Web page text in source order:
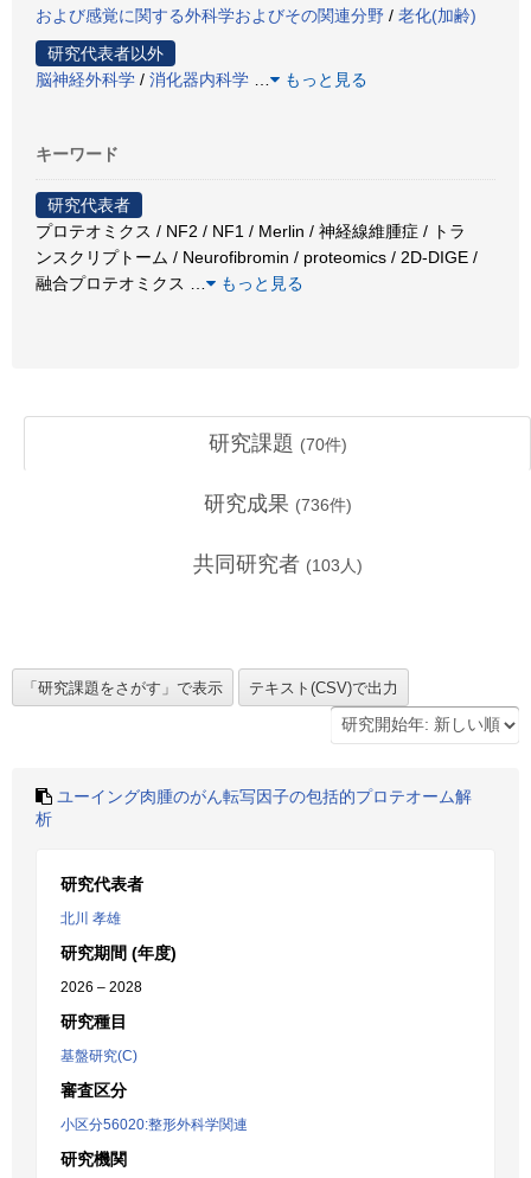
および感覚に関する外科学およびその関連分野 / 老化(加齢)
研究代表者以外
脳神経外科学 / 消化器内科学 もっと見る
キーワード
研究代表者
プロテオミクス / NF2 / NF1 / Merlin / 神経線維腫症 / トラ
ンスクリプトーム / Neurofibromin / proteomics / 2D-DIGE /
融合プロテオミクス
もっと見る
研究課題 (70件)
研究成果 (736件)
共同研究者 (103 人)
ユーイング肉腫のがん転写因子の包括的プロテオーム解
析
研究代表者
北川 孝雄
研究期間 (年度)
2026 – 2028
研究種目
基盤研究(C)
審査区分
小区分56020:整形外科学関連
研究機関